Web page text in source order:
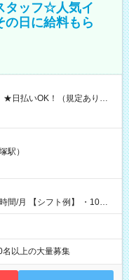
タッフ☆人気イ
の日に給料もら
はコンビニATMから 日払
駅）
・10：
名以上の大量募集